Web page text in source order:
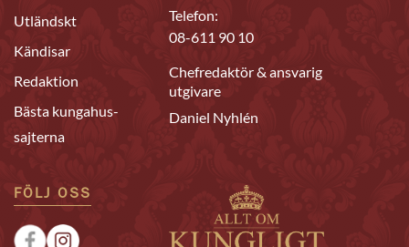
Utländskt
Kändisar
Redaktion
Bästa kungahus-
sajterna
Telefon:
08-611 90 10
Chefredaktör & ansvarig
utgivare
Daniel Nyhlén
FÖLJ OSS